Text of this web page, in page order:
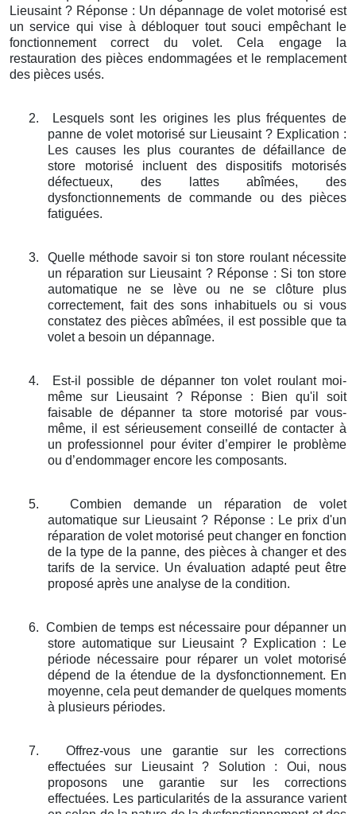
Lieusaint ? Réponse : Un dépannage de volet motorisé est
un service qui vise à débloquer tout souci empêchant le
fonctionnement correct du volet. Cela engage la
restauration des pièces endommagées et le remplacement
des pièces usés.
2.
Lesquels sont les origines les plus fréquentes de
panne de volet motorisé sur Lieusaint ? Explication :
Les causes les plus courantes de défaillance de
store motorisé incluent des dispositifs motorisés
défectueux, des lattes abîmées, des
dysfonctionnements de commande ou des pièces
fatiguées.
3.
Quelle méthode savoir si ton store roulant nécessite
un réparation sur Lieusaint ? Réponse : Si ton store
automatique ne se lève ou ne se clôture plus
correctement, fait des sons inhabituels ou si vous
constatez des pièces abîmées, il est possible que ta
volet a besoin un dépannage.
4.
Est-il possible de dépanner ton volet roulant moi-
même sur Lieusaint ? Réponse : Bien qu'il soit
faisable de dépanner ta store motorisé par vous-
même, il est sérieusement conseillé de contacter à
un professionnel pour éviter d’empirer le problème
ou d’endommager encore les composants.
5.
Combien demande un réparation de volet
automatique sur Lieusaint ? Réponse : Le prix d'un
réparation de volet motorisé peut changer en fonction
de la type de la panne, des pièces à changer et des
tarifs de la service. Un évaluation adapté peut être
proposé après une analyse de la condition.
6. Combien de temps est nécessaire pour dépanner un
store automatique sur Lieusaint ? Explication : Le
période nécessaire pour réparer un volet motorisé
dépend de la étendue de la dysfonctionnement. En
moyenne, cela peut demander de quelques moments
à plusieurs périodes.
7.
Offrez-vous une garantie sur les corrections
effectuées sur Lieusaint ? Solution : Oui, nous
proposons une garantie sur les corrections
effectuées. Les particularités de la assurance varient